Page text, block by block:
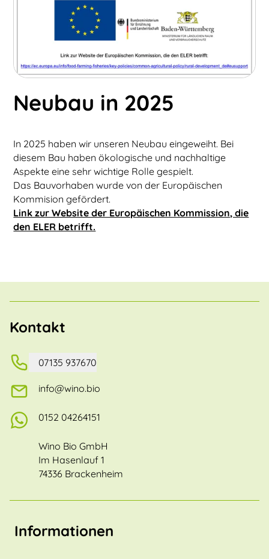
Neubau in 2025
In 2025 haben wir unseren Neubau eingeweiht. Bei
diesem Bau haben ökologische und nachhaltige
Aspekte eine sehr wichtige Rolle gespielt.
Das Bauvorhaben wurde von der Europäischen
Kommision gefördert.
Link zur Website der Europäischen Kommission, die
den ELER betrifft.
Kontakt
07135 937670
info@wino.bio
0152 04264151
Wino Bio GmbH
Im Hasenlauf 1
74336 Brackenheim
Informationen